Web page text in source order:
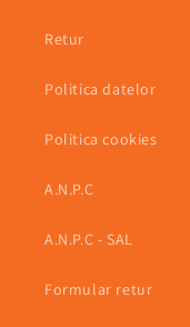
Retur
Politica datelor
Politica cookies
A.N.P.C
A.N.P.C - SAL
Formular retur